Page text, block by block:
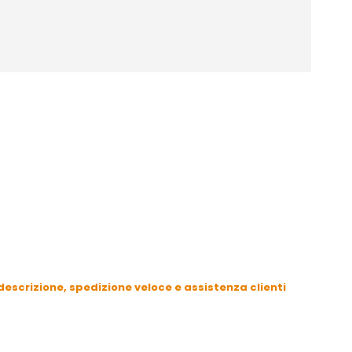
spedizione veloce e assistenza clienti